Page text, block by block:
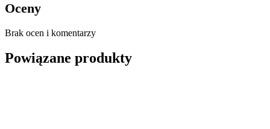
Oceny
Brak ocen i komentarzy
Powiązane produkty